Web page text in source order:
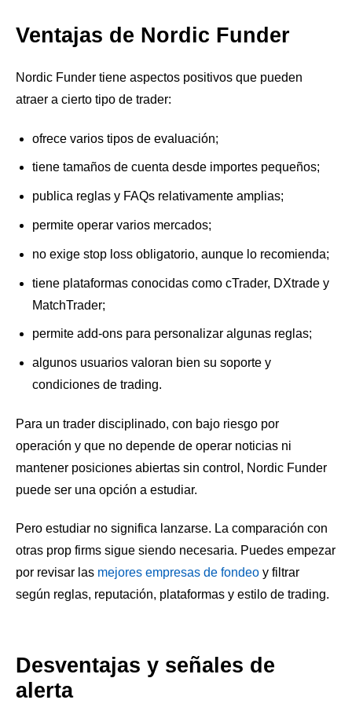
Ventajas de Nordic Funder
Nordic Funder tiene aspectos positivos que pueden
atraer a cierto tipo de trader:
ofrece varios tipos de evaluación;
tiene tamaños de cuenta desde importes pequeños;
publica reglas y FAQs relativamente amplias;
permite operar varios mercados;
no exige stop loss obligatorio, aunque lo recomienda;
tiene plataformas conocidas como cTrader, DXtrade y
MatchTrader;
permite add-ons para personalizar algunas reglas;
algunos usuarios valoran bien su soporte y
condiciones de trading.
Para un trader disciplinado, con bajo riesgo por
operación y que no depende de operar noticias ni
mantener posiciones abiertas sin control, Nordic Funder
puede ser una opción a estudiar.
Pero estudiar no significa lanzarse. La comparación con
otras prop firms sigue siendo necesaria. Puedes empezar
por revisar las mejores empresas de fondeo y filtrar
según reglas, reputación, plataformas y estilo de trading.
Desventajas y señales de
alerta